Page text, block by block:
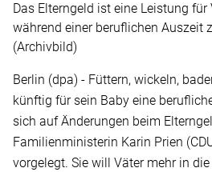
Das Elterngeld ist eine Leistung
während einer beruflichen Auszeit
(Archivbild)
Berlin (dpa) - Füttern, wickeln,
künftig für sein Baby eine
sich auf Änderungen beim
Familienministerin Karin Prien
vorgelegt. Sie will Väter mehr in